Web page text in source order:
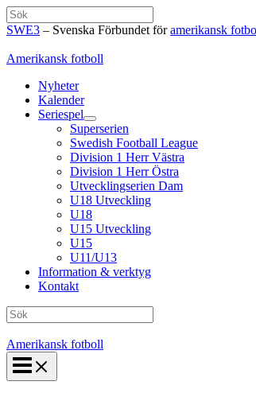
Hoppa
till
Sök
SWE3 – Svenska Förbundet föramerikansk
Amerikansk fotboll
Nyheter
Kalender
Seriespel
Superserien
Swedish Football League
Division 1 Herr Västra
Division 1 Herr Östra
Utvecklingserien Dam
U18 Utveckling
U18
U15 Utveckling
U15
U11/U13
Information & verktyg
Kontakt
Sök
Amerikansk fotboll